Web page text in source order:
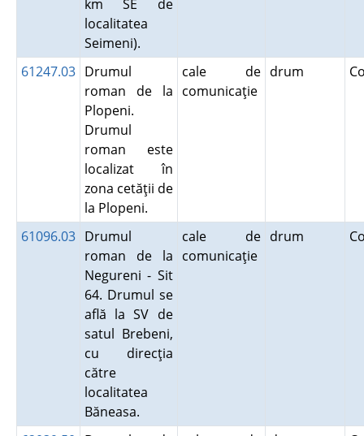
km SE de
localitatea
Seimeni).
61247.03 Drumul
roman de la
Plopeni.
Drumul
roman este
localizat în
zona cetăţii de
la Plopeni.
cale de
comunicaţie
drum
61096.03 Drumul
roman de la
Negureni - Sit
64. Drumul se
află la SV de
satul Brebeni,
cu direcţia
către
localitatea
Băneasa.
cale de
comunicaţie
drum